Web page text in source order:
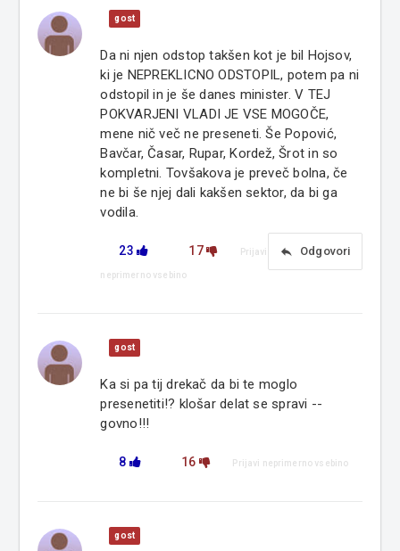
gost
Da ni njen odstop takšen kot je bil Hojsov,
ki je NEPREKLICNO ODSTOPIL, potem pa ni
odstopil in je še danes minister. V TEJ
POKVARJENI VLADI JE VSE MOGOČE,
mene nič več ne preseneti. Še Popović,
Bavčar, Časar, Rupar, Kordež, Šrot in so
kompletni. Tovšakova je preveč bolna, če
ne bi še njej dali kakšen sektor, da bi ga
vodila.
23 17 reply Odgovori
Prijavi
neprimerno vsebino
gost
Ka si pa tij drekač da bi te moglo
presenetiti!? klošar delat se spravi --
govno!!!
8 16 Prijavi neprimerno vsebino
gost